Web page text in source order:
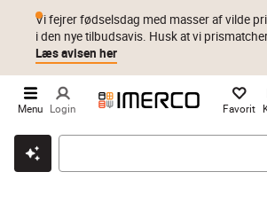
Klik & hent Byt i 1 år Prismatch
Vi fejrer fødselsdag med masser af vilde
i den nye tilbudsavis. Husk at vi
Læs avisen her
Menu Login Favorit